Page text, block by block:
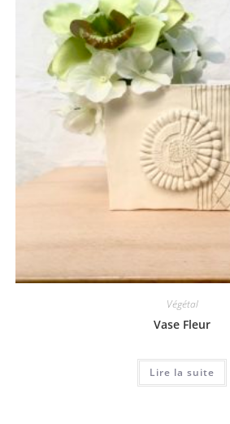
Végétal
Vase Fleur
Lire la suite